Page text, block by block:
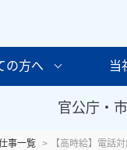
の方へ 当
官公庁・
事一覧 【高時給】電話